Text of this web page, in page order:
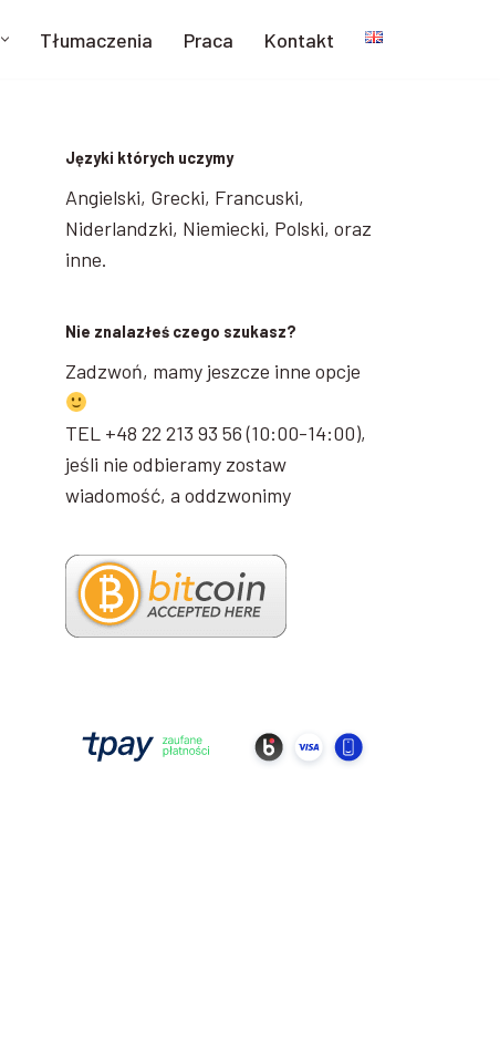
Tłumaczenia Praca Kontakt
Języki których uczymy
Angielski, Grecki, Francuski,
Niderlandzki, Niemiecki, Polski, oraz
inne.
Nie znalazłeś czego szukasz?
Zadzwoń, mamy jeszcze inne opcje
TEL +48 22 213 93 56 (10:00-14:00),
jeśli nie odbieramy zostaw
wiadomość, a oddzwonimy